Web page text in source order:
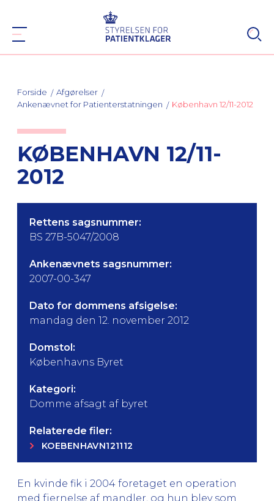
Forside
Afgørelser
Ankenævnet for Patienterstatningen
København 12/11-2012
KØBENHAVN 12/11-
2012
Rettens sagsnummer:
BS 27B-5047/2008
Ankenævnets sagsnummer:
2007-00-347
Dato for dommens afsigelse:
mandag den 12. november 2012
Domstol:
Københavns Byret
Kategori:
Domme afsagt af byret
Relaterede filer:
KOEBENHAVN121112
En kvinde fik i 2004 foretaget en operation
med fjernelse af mandler, og hun blev som